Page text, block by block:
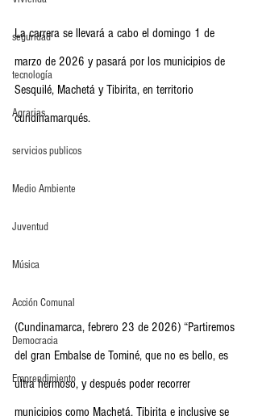
seguridad
tecnología
Agrarias
servicios publicos
Medio Ambiente
Juventud
Música
Acción Comunal
Democracia
Emprendimiento
La carrera se llevará a cabo el domingo 1 de
marzo de 2026 y pasará por los municipios de
Sesquilé, Machetá y Tibirita, en territorio
cundinamarqués.
(Cundinamarca, febrero 23 de 2026) “Partiremos
del gran Embalse de Tominé, que no es bello, es
ultra hermoso, y después poder recorrer
municipios como Machetá, Tibirita e inclusive se